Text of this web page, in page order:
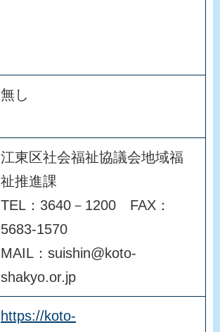
無し
江東区社会福祉協議会地域福
祉推進課
TEL：3640－1200 FAX：
5683-1570
MAIL：suishin@koto-
shakyo.or.jp
https://koto-